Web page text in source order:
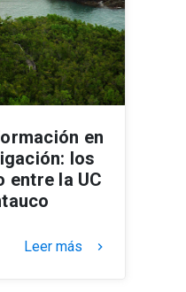
en
los
entre la UC
Leer más keyboard_arrow_right